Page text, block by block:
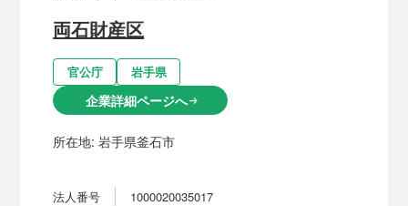
両石財産区
官公庁 岩手県
企業詳細ページへarrow_right_alt
所在地:岩手県釜石市
法人番号 1000020035017